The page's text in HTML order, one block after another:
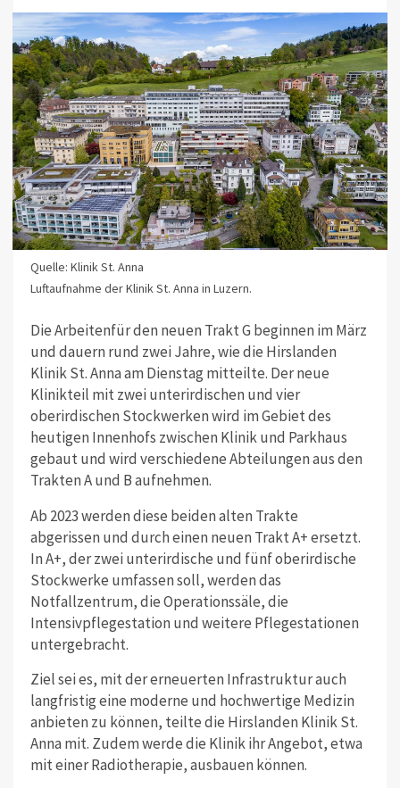
Quelle: Klinik St. Anna
Luftaufnahme der Klinik St. Anna in Luzern.
Die Arbeitenfür den neuen Trakt G beginnen im März
und dauern rund zwei Jahre, wie die Hirslanden
Klinik St. Anna am Dienstag mitteilte. Der neue
Klinikteil mit zwei unterirdischen und vier
oberirdischen Stockwerken wird im Gebiet des
heutigen Innenhofs zwischen Klinik und Parkhaus
gebaut und wird verschiedene Abteilungen aus den
Trakten A und B aufnehmen.
Ab 2023 werden diese beiden alten Trakte
abgerissen und durch einen neuen Trakt A+ ersetzt.
In A+, der zwei unterirdische und fünf oberirdische
Stockwerke umfassen soll, werden das
Notfallzentrum, die Operationssäle, die
Intensivpflegestation und weitere Pflegestationen
untergebracht.
Ziel sei es, mit der erneuerten Infrastruktur auch
langfristig eine moderne und hochwertige Medizin
anbieten zu können, teilte die Hirslanden Klinik St.
Anna mit. Zudem werde die Klinik ihr Angebot, etwa
mit einer Radiotherapie, ausbauen können.